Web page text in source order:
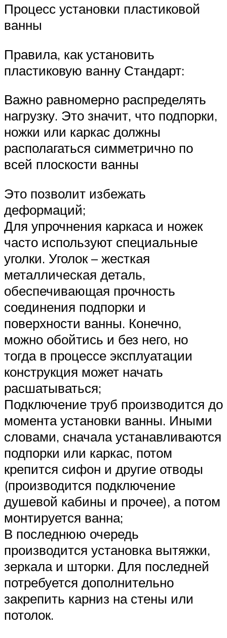
Процесс установки пластиковой
ванны
Правила, как установить
пластиковую ванну Стандарт:
Важно равномерно распределять
нагрузку. Это значит, что подпорки,
ножки или каркас должны
располагаться симметрично по
всей плоскости ванны
Это позволит избежать
деформаций;
Для упрочнения каркаса и ножек
часто используют специальные
уголки. Уголок – жесткая
металлическая деталь,
обеспечивающая прочность
соединения подпорки и
поверхности ванны. Конечно,
можно обойтись и без него, но
тогда в процессе эксплуатации
конструкция может начать
расшатываться;
Подключение труб производится до
момента установки ванны. Иными
словами, сначала устанавливаются
подпорки или каркас, потом
крепится сифон и другие отводы
(производится подключение
душевой кабины и прочее), а потом
монтируется ванна;
В последнюю очередь
производится установка вытяжки,
зеркала и шторки. Для последней
потребуется дополнительно
закрепить карниз на стены или
потолок.